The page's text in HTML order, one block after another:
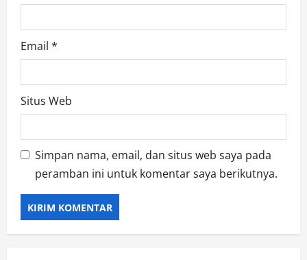
Email *
Situs Web
Simpan nama, email, dan situs web saya pada
peramban ini untuk komentar saya berikutnya.